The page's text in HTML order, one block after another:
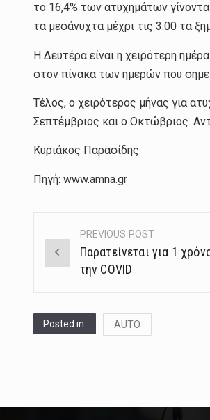
το 16,4% των ατυχημάτων
τα μεσάνυχτα μέχρι τις 3:00 τα
Η Δευτέρα είναι η χειρότερη
στον πίνακα των ημερών που
Τέλος, ο χειρότερος μήνας για
Σεπτέμβριος και ο Οκτώβριος.
Κυριάκος Παρασίδης
Πηγή: www.amna.gr
Post
navigation
PREVIOUS POST
Παρατείνεται για 1
την COVID
Posted in: AUTO